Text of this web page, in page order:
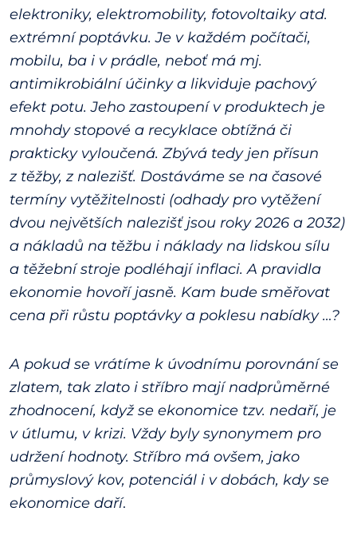
elektroniky, elektromobility, fotovoltaiky atd.
extrémní poptávku. Je v každém počítači,
mobilu, ba i v prádle, neboť má mj.
antimikrobiální účinky a likviduje pachový
efekt potu. Jeho zastoupení v produktech je
mnohdy stopové a recyklace obtížná či
prakticky vyloučená. Zbývá tedy jen přísun
z těžby, z nalezišť. Dostáváme se na časové
termíny vytěžitelnosti (odhady pro vytěžení
dvou největších nalezišť jsou roky 2026 a 2032)
a nákladů na těžbu i náklady na lidskou sílu
a těžební stroje podléhají inflaci. A pravidla
ekonomie hovoří jasně. Kam bude směřovat
cena při růstu poptávky a poklesu nabídky …?
A pokud se vrátíme k úvodnímu porovnání se
zlatem, tak zlato i stříbro mají nadprůměrné
zhodnocení, když se ekonomice tzv. nedaří, je
v útlumu, v krizi. Vždy byly synonymem pro
udržení hodnoty. Stříbro má ovšem, jako
průmyslový kov, potenciál i v dobách, kdy se
ekonomice daří.